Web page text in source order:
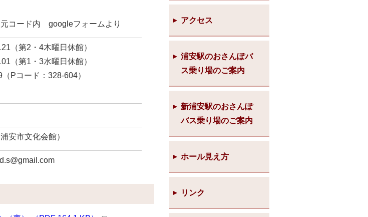
コード内 googleフォームより
（第2・4木曜日休館）
（第1・3水曜日休館）
Pコード：328-604）
安市文化会館）
アクセス
浦安駅のおさんぽバ
ス乗り場のご案内
新浦安駅のおさんぽ
バス乗り場のご案内
ホール見え方
リンク